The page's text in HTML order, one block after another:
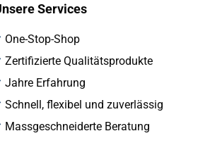
Services
One-Stop-Shop
Zertifizierte Qualitätsprodukte
Jahre Erfahrung
Schnell, flexibel und zuverlässig
Massgeschneiderte Beratung